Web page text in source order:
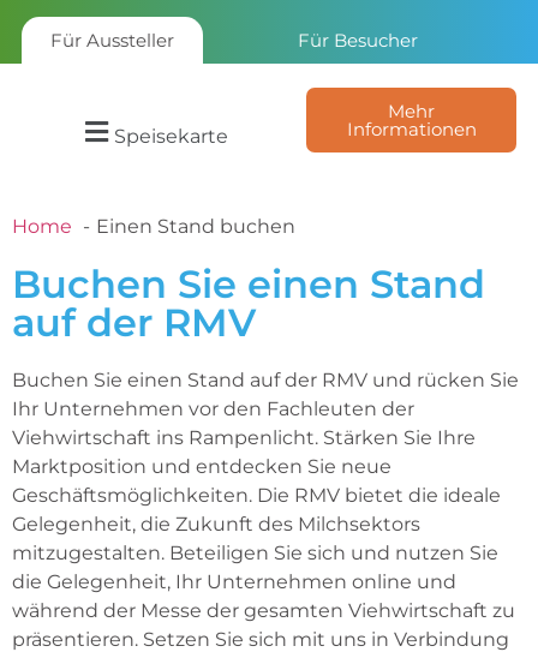
Für Aussteller Für Besucher
Speisekarte
Mehr
Informationen
Home Einen Stand buchen
Buchen Sie einen Stand
auf der RMV
Buchen Sie einen Stand auf der RMV und rücken Sie
Ihr Unternehmen vor den Fachleuten der
Viehwirtschaft ins Rampenlicht. Stärken Sie Ihre
Marktposition und entdecken Sie neue
Geschäftsmöglichkeiten. Die RMV bietet die ideale
Gelegenheit, die Zukunft des Milchsektors
mitzugestalten. Beteiligen Sie sich und nutzen Sie
die Gelegenheit, Ihr Unternehmen online und
während der Messe der gesamten Viehwirtschaft zu
präsentieren. Setzen Sie sich mit uns in Verbindung